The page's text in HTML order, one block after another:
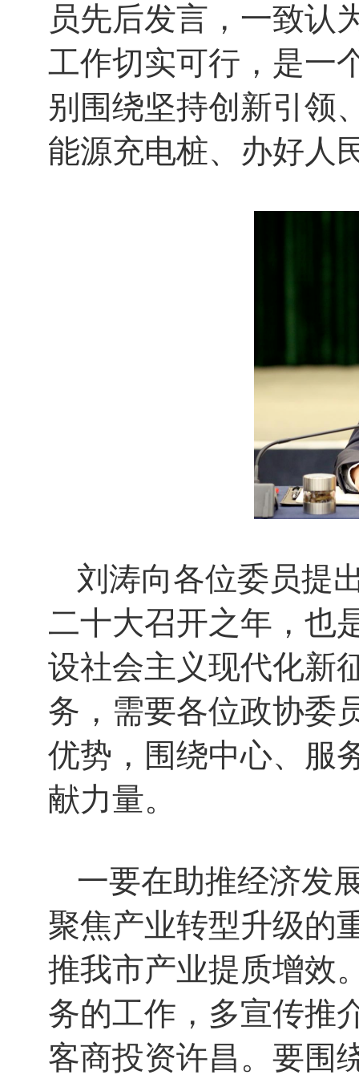
员先后发言，一致认
工作切实可行，是一
别围绕坚持创新引领
能源充电桩、办好人
刘涛向各位委员提
二十大召开之年，也
设社会主义现代化新
务，需要各位政协委
优势，围绕中心、服
献力量。
一要在助推经济发
聚焦产业转型升级的
推我市产业提质增效
务的工作，多宣传推
客商投资许昌。要围